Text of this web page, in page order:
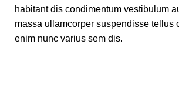
habitant dis condimentum vestibulum
massa ullamcorper suspendisse tellus
enim nunc varius sem dis.